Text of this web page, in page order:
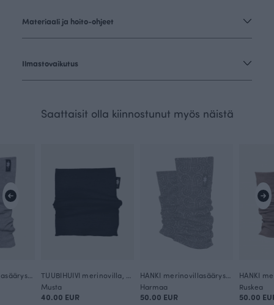
Materiaali ja hoito-ohjeet
Ilmastovaikutus
Saattaisit olla kiinnostunut myös näistä
Musta
40.00 EUR
Harmaa
50.00 EUR
Ruskea
50.00